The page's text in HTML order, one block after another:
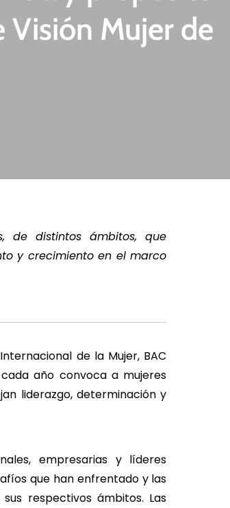
Visión Mujer de
de distintos ámbitos, que
y crecimiento en el marco
de la Mujer, BAC
año convoca a mujeres
liderazgo, determinación y
empresarias y líderes
que han enfrentado y las
respectivos ámbitos. Las